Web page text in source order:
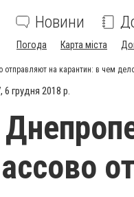
Новини
Погода Карта міста
отправляют на карантин: в чем
6 грудня 2018 р.